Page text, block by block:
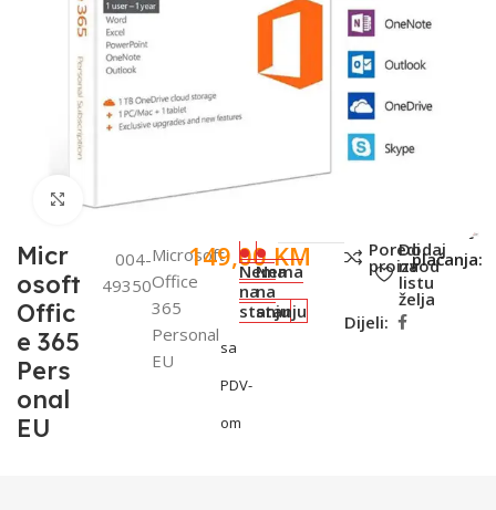
Click to enlarge
Micr
osoft
Offic
e 365
Pers
onal
EU
004-
49350
Microsoft
Office
365
Personal
EU
149,00KM
sa
PDV-
om
Nema
na
stanju
Nema
na
stanju
Poredi
proizvod
Dodaj
na
listu
želja
Dijeli:
Metode
plaćanja: